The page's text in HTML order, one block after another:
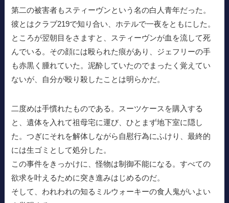
第二の被害者もスティーヴンという名の白人青年だった。
彼とはクラブ219で知り合い、ホテルで一夜をともにした。
ところが翌朝目をさますと、スティーヴンが血を流して死
んでいる。その顔には殴られた痕があり、ジェフリーの手
も赤黒く腫れていた。泥酔していたのでまったく覚えてい
ないが、自分が殴り殺したことは明らかだ。
二度めは手慣れたものである。スーツケースを購入する
と、遺体を入れて祖母宅に運び、ひとまず地下室に隠し
た。つぎにそれを解体しながら自慰行為にふけり、最終的
には生ゴミとして処分した。
この事件をきっかけに、怪物は制御不能になる。すべての
欲求を叶えるために突き進みはじめるのだ。
そして、われわれの知るミルウォーキーの食人鬼がいよい